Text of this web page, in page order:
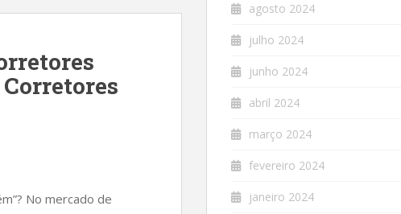
No mercado de
agosto 2024
julho 2024
junho 2024
abril 2024
março 2024
fevereiro 2024
janeiro 2024